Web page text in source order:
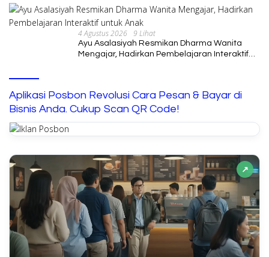
4 Agustus 2026 9 Lihat
Ayu Asalasiyah Resmikan Dharma Wanita
Mengajar, Hadirkan Pembelajaran Interaktif
Aplikasi Posbon Revolusi Cara Pesan & Bayar di
Bisnis Anda. Cukup Scan QR Code!
↗